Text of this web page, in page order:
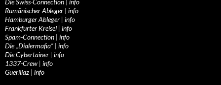
Die Swiss-Connection | info
Rumänischer Ableger | info
Hamburger Ableger | info
Frankfurter Kreisel | info
Spam-Connection | info
Die „Dialermafia“ | info
Die Cybertainer | info
1337-Crew | info
Guerillaz | info